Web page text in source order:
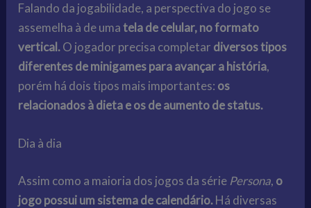
Falando da jogabilidade, a perspectiva do jogo se
assemelha à de umatela de celular, no formato
vertical.O jogador precisa completar diversos tipos
diferentes de minigames para avançar a história,
porém há dois tipos mais importantes: os
relacionados à dieta e os de aumento de status.
Dia à dia
Assim como a maioria dos jogos da série Persona, o
jogo possui um sistema de calendário.Há diversas